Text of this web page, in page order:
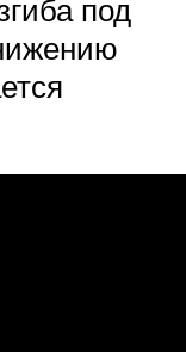
под